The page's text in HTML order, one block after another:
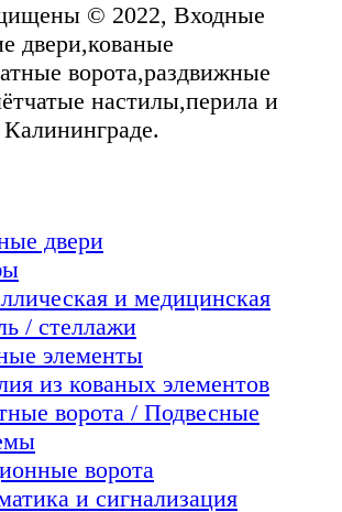
© 2022, Входные
двери,кованые
ворота,раздвижные
настилы,перила и
двери
и медицинская
/ стеллажи
элементы
из кованых элементов
ворота / Подвесные
ворота
и сигнализация